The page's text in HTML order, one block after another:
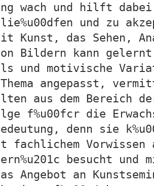
ng wach und hilft
lie%u00dfen und zu
it Kunst, das Sehen,
on Bildern kann
ls und motivische
Thema angepasst,
lten aus dem Bereich
lge f%u00fcr die
edeutung, denn sie
t fachlichem Vorwissen
ern%u201c besucht
as Angebot an